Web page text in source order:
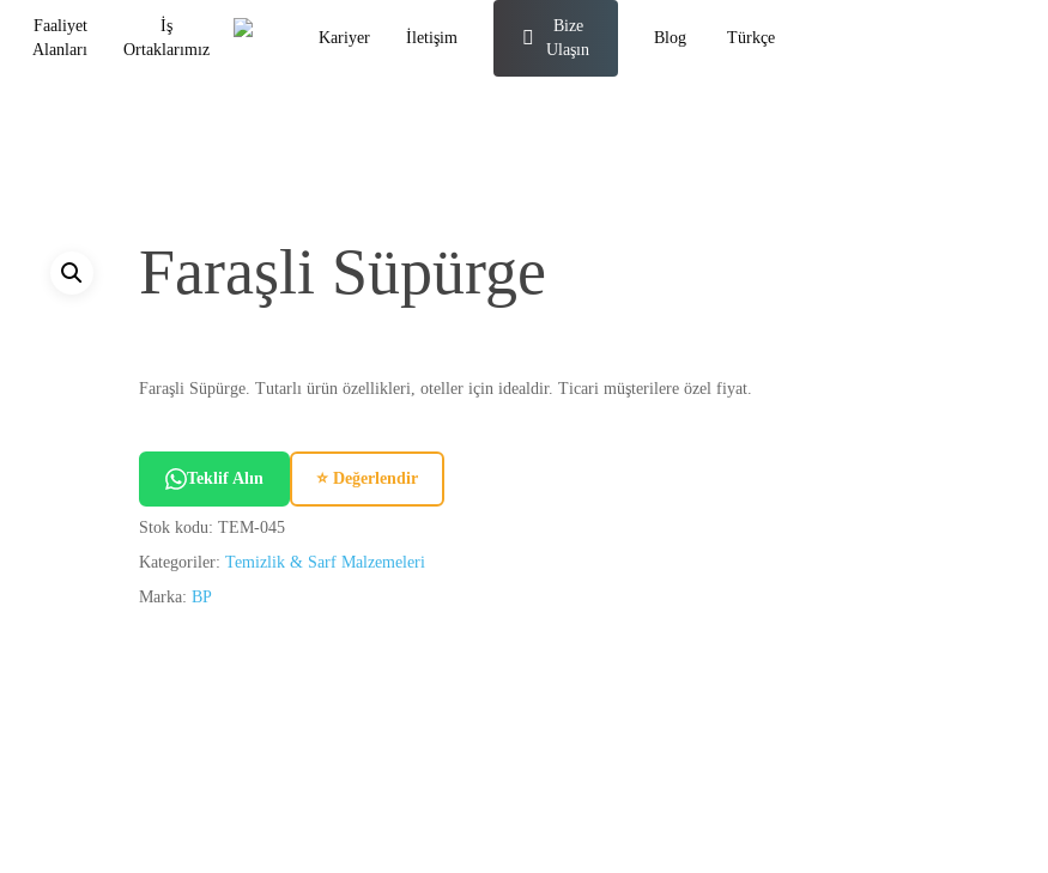
Faaliyet
Alanları
İş
Ortaklarımız
Kariyer İletişim
Bize
Ulaşın
Blog Türkçe
Faraşli Süpürge
Faraşli Süpürge. Tutarlı ürün özellikleri, oteller için idealdir. Ticari müşterilere özel fiyat.
Teklif Alın ⭐ Değerlendir
Stok kodu: TEM-045
Kategoriler: Temizlik & Sarf Malzemeleri
Marka: BP